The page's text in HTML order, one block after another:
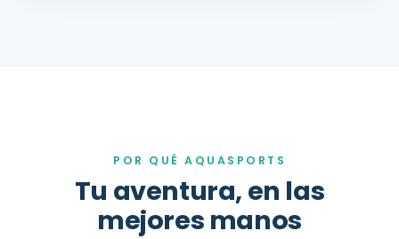
POR QUÉ AQUASPORTS
Tu aventura, en las
mejores manos